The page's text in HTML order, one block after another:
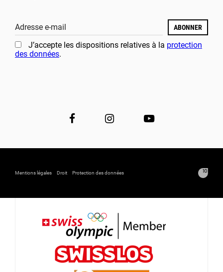
Adresse e-mail ABONNER
J’accepte les dispositions relatives à la protection
des données.
Mentions légales Droit Protection des données